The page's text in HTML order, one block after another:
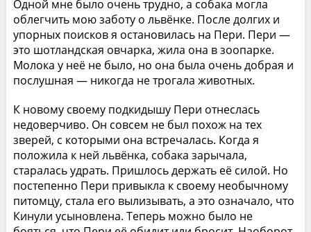
Одной мне было очень трудно, а собака могла
облегчить мою заботу о львёнке. После долгих и
упорных поисков я остановилась на Пери. Пери —
это шотландская овчарка, жила она в зоопарке.
Молока у неё не было, но она была очень добрая и
послушная — никогда не трогала животных.
К новому своему подкидышу Пери отнеслась
недоверчиво. Он совсем не был похож на тех
зверей, с которыми она встречалась. Когда я
положила к ней львёнка, собака зарычала,
старалась удрать. Пришлось держать её силой. Но
постепенно Пери привыкла к своему необычному
питомцу, стала его вылизывать, а это означало, что
Кинули усыновлена. Теперь можно было не